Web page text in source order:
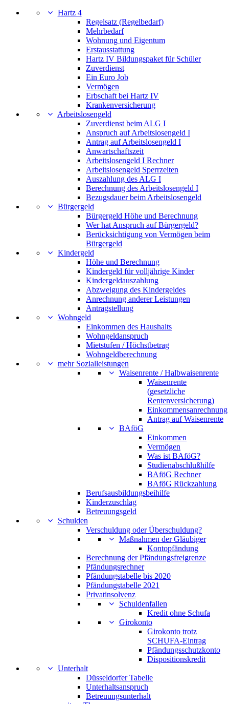
Hartz 4
Regelsatz (Regelbedarf)
Mehrbedarf
Wohnung und Eigentum
Erstausstattung
Hartz IV Bildungspaket für Schüler
Zuverdienst
Ein Euro Job
Vermögen
Erbschaft bei Hartz IV
Krankenversicherung
Arbeitslosengeld
Zuverdienst beim ALG I
Anspruch auf Arbeitslosengeld I
Antrag auf Arbeitslosengeld I
Anwartschaftszeit
Arbeitslosengeld I Rechner
Arbeitslosengeld Sperrzeiten
Auszahlung des ALG I
Berechnung des Arbeitslosengeld I
Bezugsdauer beim Arbeitslosengeld
Bürgergeld
Bürgergeld Höhe und Berechnung
Wer hat Anspruch auf Bürgergeld?
Berücksichtigung von Vermögen beim
Bürgergeld
Kindergeld
Höhe und Berechnung
Kindergeld für volljährige Kinder
Kindergeldauszahlung
Abzweigung des Kindergeldes
Anrechnung anderer Leistungen
Antragstellung
Wohngeld
Einkommen des Haushalts
Wohngeldanspruch
Mietstufen / Höchstbetrag
Wohngeldberechnung
mehr Sozialleistungen
Waisenrente / Halbwaisenrente
Waisenrente
(gesetzliche
Rentenversicherung)
Einkommensanrechnung
Antrag auf Waisenrente
BAföG
Einkommen
Vermögen
Was ist BAföG?
Studienabschlußhilfe
BAföG Rechner
BAföG Rückzahlung
Berufsausbildungsbeihilfe
Kinderzuschlag
Betreuungsgeld
Schulden
Verschuldung oder Überschuldung?
Maßnahmen der Gläubiger
Kontopfändung
Berechnung der Pfändungsfreigrenze
Pfändungsrechner
Pfändungstabelle bis 2020
Pfändungstabelle 2021
Privatinsolvenz
Schuldenfallen
Kredit ohne Schufa
Girokonto
Girokonto trotz
SCHUFA-Eintrag
Pfändungsschutzkonto
Dispositionskredit
Unterhalt
Düsseldorfer Tabelle
Unterhaltsanspruch
Betreuungsunterhalt